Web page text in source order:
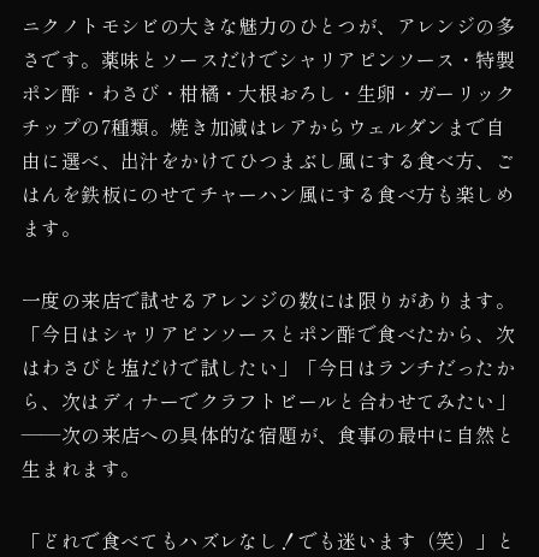
ニクノトモシビの大きな魅力のひとつが、アレンジの多
さです。薬味とソースだけでシャリアピンソース・特製
ポン酢・わさび・柑橘・大根おろし・生卵・ガーリック
チップの7種類。焼き加減はレアからウェルダンまで自
由に選べ、出汁をかけてひつまぶし風にする食べ方、ご
はんを鉄板にのせてチャーハン風にする食べ方も楽しめ
ます。
一度の来店で試せるアレンジの数には限りがあります。
「今日はシャリアピンソースとポン酢で食べたから、次
はわさびと塩だけで試したい」「今日はランチだったか
ら、次はディナーでクラフトビールと合わせてみたい」
——次の来店への具体的な宿題が、食事の最中に自然と
生まれます。
「どれで食べてもハズレなし！でも迷います（笑）」と